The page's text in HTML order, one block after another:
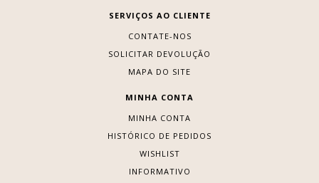
SERVIÇOS AO CLIENTE
CONTATE-NOS
SOLICITAR DEVOLUÇÃO
MAPA DO SITE
MINHA CONTA
MINHA CONTA
HISTÓRICO DE PEDIDOS
WISHLIST
INFORMATIVO